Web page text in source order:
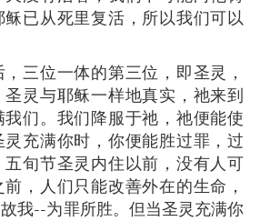
已从死里复活，所以我们可以
三位一体的第三位，即圣灵，
灵与耶稣一样地真实，祂来到
们。我们降服于祂，祂便能使
充满你时，你便能胜过罪，过
旬节圣灵内住以前，没有人可
，人们只能改善外在的生命，
我--为罪所胜。但当圣灵充满你